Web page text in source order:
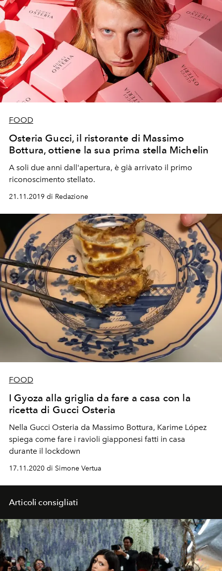
FOOD
Osteria Gucci, il ristorante di Massimo
Bottura, ottiene la sua prima stella Michelin
A soli due anni dall'apertura, è già arrivato il primo
riconoscimento stellato.
21.11.2019 di Redazione
FOOD
I Gyoza alla griglia da fare a casa con la
ricetta di Gucci Osteria
Nella Gucci Osteria da Massimo Bottura, Karime López
spiega come fare i ravioli giapponesi fatti in casa
durante il lockdown
17.11.2020 di Simone Vertua
Articoli consigliati